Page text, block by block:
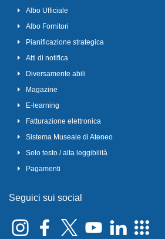
Albo Ufficiale
Albo Fornitori
Pianificazione strategica
Atti di notifica
Diversamente abili
Magazine
E-learning
Fatturazione elettronica
Sistema Museale di Ateneo
Solo testo / alta leggibilità
Pagamenti
Seguici sui social